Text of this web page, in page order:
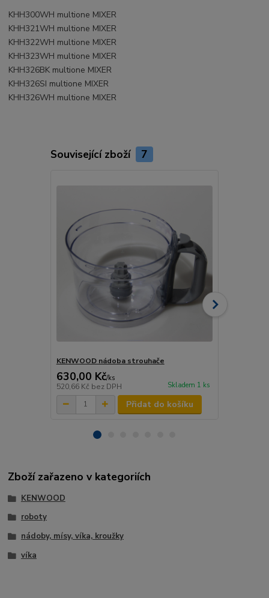
KHH300WH multione MIXER
KHH321WH multione MIXER
KHH322WH multione MIXER
KHH323WH multione MIXER
KHH326BK multione MIXER
KHH326SI multione MIXER
KHH326WH multione MIXER
Související zboží 7
KENWOOD nádoba strouhače
630,00 Kč/ks
520,66 Kč bez DPH Skladem 1 ks
Přidat do košíku
Zboží zařazeno v kategoriích
KENWOOD
roboty
nádoby, mísy, víka, kroužky
víka